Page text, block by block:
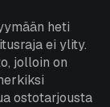
heti
ei ylity.
jolloin on
ostotarjousta